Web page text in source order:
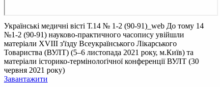
Українські медичні вісті Т.14 № 1-2 (90-91)_web До тому 14
№1-2 (90-91) науково-практичного часопису увійшли
матеріали XVIII з'їзду Всеукраїнського Лікарського
Товариства (ВУЛТ) (5–6 листопада 2021 року, м.Київ) та
матеріали історико-термінолоґічної конференції ВУЛТ (30
червня 2021 року)
Завантажити